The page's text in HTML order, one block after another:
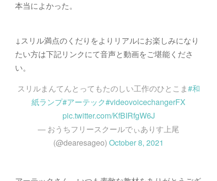
本当によかった。
↓スリル満点のくだりをよりリアルにお楽しみになり
たい方は下記リンクにて音声と動画をご堪能くださ
い。
スリルまんてんとってもたのしい工作のひとこま#和
紙ランプ#アーテック#videovoicechangerFX
pic.twitter.com/KfBIRfgW6J
— おうちフリースクールでぃありす上尾
(@dearesageo) October 8, 2021